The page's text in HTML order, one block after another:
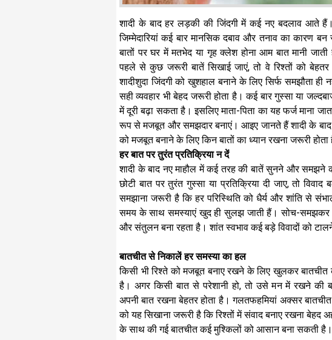
शादी के बाद हर लड़की की जिंदगी में कई नए बदलाव आते
जिम्मेदारियां कई बार मानसिक दबाव और तनाव का कारण
बातों पर घर में मतभेद या गृह क्लेश होना आम बात मानी
पहले से कुछ जरूरी बातें सिखाई जाएं, तो वे रिश्तों को
शादीशुदा जिंदगी को खुशहाल बनाने के लिए सिर्फ समझौता ही
सही व्यवहार भी बेहद जरूरी होता है। कई बार गुस्सा या
में दूरी बढ़ा सकता है। इसलिए माता-पिता का यह फर्ज माना
रूप से मजबूत और समझदार बनाएं। आइए जानते हैं शादी के
को मजबूत बनाने के लिए किन बातों का ध्यान रखना जरूरी होता
हर बात पर तुरंत प्रतिक्रिया न दें
शादी के बाद नए माहौल में कई तरह की बातें सुनने और समझने
छोटी बात पर तुरंत गुस्सा या प्रतिक्रिया दी जाए, तो
समझाना जरूरी है कि हर परिस्थिति को धैर्य और शांति से
समय के साथ समस्याएं खुद ही सुलझ जाती हैं। सोच-समझकर
और संतुलन बना रहता है। शांत स्वभाव कई बड़े विवादों को
बातचीत से निकालें हर समस्या का हल
किसी भी रिश्ते को मजबूत बनाए रखने के लिए खुलकर बातचीत
है। अगर किसी बात से परेशानी हो, तो उसे मन में रखने की
अपनी बात रखना बेहतर होता है। गलतफहमियां अक्सर
को यह सिखाना जरूरी है कि रिश्तों में संवाद बनाए रखना बेहद
के साथ की गई बातचीत कई मुश्किलों को आसान बना सकती है।